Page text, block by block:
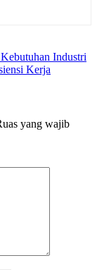
Industri
Kerja
yang wajib